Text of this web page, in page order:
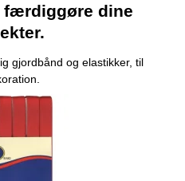
dine
gjordbånd og elastikker, til